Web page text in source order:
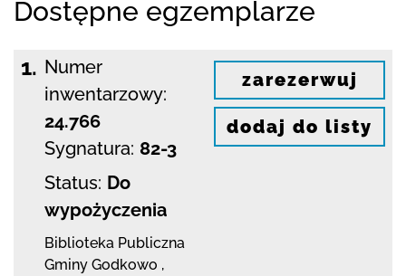
Dostępne egzemplarze
1. Numer
inwentarzowy:
24.766
Sygnatura: 82-3
Status: Do
wypożyczenia
Biblioteka Publiczna
Gminy Godkowo ,
zarezerwuj
dodaj do listy